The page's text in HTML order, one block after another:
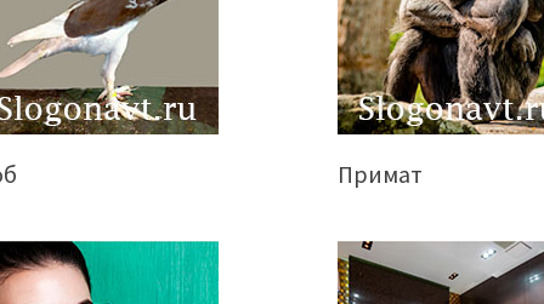
Примат